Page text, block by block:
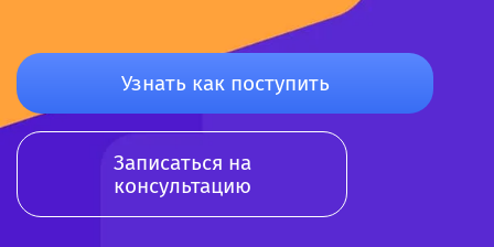
Узнать как поступить
Записаться на
консультацию